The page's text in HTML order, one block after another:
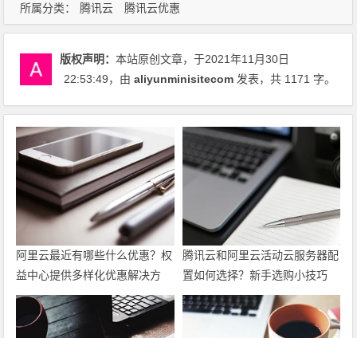
所属分类： 腾讯云 腾讯云优惠
版权声明：本站原创文章，于2021年11月30日
22:53:49，由aliyunminisitecom 发表，共 1171 字。
阿里云最近有哪些什么优惠？权
益中心提供多样化优惠解决方
案，帮助力用户上云
腾讯云和阿里云活动云服务器配
置如何选择？新手选购小技巧
最新代金券优惠券领取